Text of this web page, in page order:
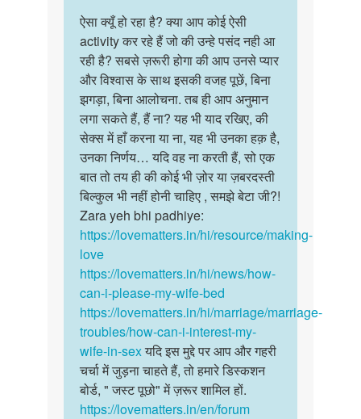
nahi…
by
vipin
singh
to
पतनिकोमननहिकरताजबरदसतिकरनापड…
by
यासिनजि
ऐसा
क्यूँ
हो
रहा
है?
क्या
आप…
ऐसा क्यूँ हो रहा है? क्या आप कोई ऐसी
activity कर रहे हैं जो की उन्हे पसंद नही आ
रही है? सबसे ज़रूरी होगा की आप उनसे प्यार
और विश्वास के साथ इसकी वजह पूछें, बिना
झगड़ा, बिना आलोचना. तब ही आप अनुमान
लगा सकते हैं, हैं ना? यह भी याद रखिए, की
सेक्स में हाँ करना या ना, यह भी उनका हक़ है,
उनका निर्णय… यदि वह ना करती हैं, सो एक
बात तो तय ही की कोई भी ज़ोर या ज़बरदस्ती
बिल्कुल भी नहीं होनी चाहिए , समझे बेटा जी?!
Zara yeh bhi padhiye:
https://lovematters.in/hi/resource/making-
love
https://lovematters.in/hi/news/how-
can-i-please-my-wife-bed
https://lovematters.in/hi/marriage/marriage-
troubles/how-can-i-interest-my-
wife-in-sexयदि इस मुद्दे पर आप और गहरी
चर्चा में जुड़ना चाहते हैं, तो हमारे डिस्कशन
बोर्ड, " जस्ट पूछो" में ज़रूर शामिल हों.
https://lovematters.in/en/forum